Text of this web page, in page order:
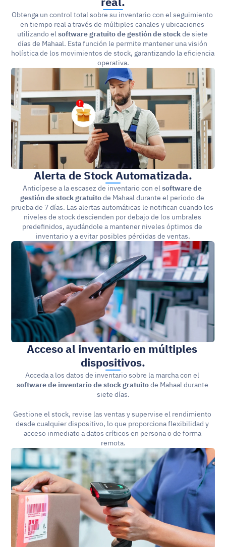
Obtenga un control total sobre su inventario con el seguimiento
en tiempo real a través de múltiples canales y ubicaciones
utilizando el software gratuito de gestión de stock de siete
días de Mahaal. Esta función le permite mantener una visión
holística de los movimientos de stock, garantizando la eficiencia
operativa.
Alerta de Stock Automatizada.
Anticípese a la escasez de inventario con el software de
gestión de stock gratuito de Mahaal durante el período de
prueba de 7 días. Las alertas automáticas le notifican cuando los
niveles de stock descienden por debajo de los umbrales
predefinidos, ayudándole a mantener niveles óptimos de
inventario y a evitar posibles pérdidas de ventas.
Acceso al inventario en múltiples
dispositivos.
software de inventario de stock gratuito de Mahaal durante
siete días.
Gestione el stock, revise las ventas y supervise el rendimiento
desde cualquier dispositivo, lo que proporciona flexibilidad y
acceso inmediato a datos críticos en persona o de forma
remota.